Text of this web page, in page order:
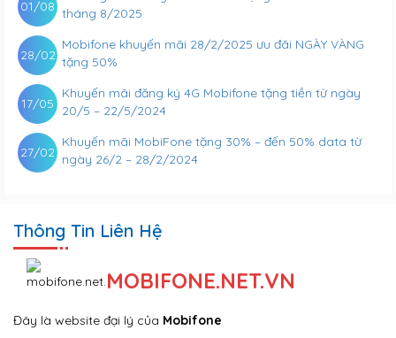
tháng 8/2025
01/08
Mobifone khuyến mãi 28/2/2025 ưu đãi NGÀY VÀNG
tặng 50%
28/02
Khuyến mãi đăng ký 4G Mobifone tặng tiền từ ngày
20/5 – 22/5/2024
17/05
Khuyến mãi MobiFone tặng 30% – đến 50% data từ
ngày 26/2 – 28/2/2024
27/02
Thông Tin Liên Hệ
MOBIFONE.NET.VN
Đây là website đại lý của Mobifone